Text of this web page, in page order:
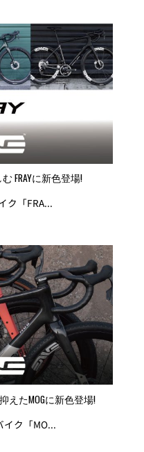
FRAYに新色登場!
ク「FRA...
えたMOGに新色登場!
イク「MO...